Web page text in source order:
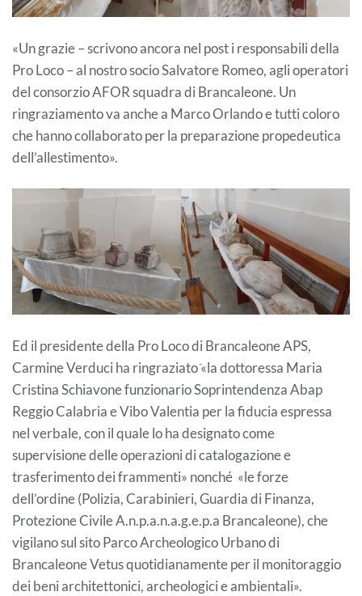
«Un grazie – scrivono ancora nel post i responsabili della
Pro Loco – al nostro socio Salvatore Romeo, agli operatori
del consorzio AFOR squadra di Brancaleone. Un
ringraziamento va anche a Marco Orlando e tutti coloro
che hanno collaborato per la preparazione propedeutica
dell’allestimento».
Ed il presidente della Pro Loco di Brancaleone APS,
Carmine Verduci ha ringraziato ֿ«la dottoressa Maria
Cristina Schiavone funzionario Soprintendenza Abap
Reggio Calabria e Vibo Valentia per la fiducia espressa
nel verbale, con il quale lo ha designato come
supervisione delle operazioni di catalogazione e
trasferimento dei frammenti» nonché «le forze
dell’ordine (Polizia, Carabinieri, Guardia di Finanza,
Protezione Civile A.n.p.a.n.a.g.e.p.a Brancaleone), che
vigilano sul sito Parco Archeologico Urbano di
Brancaleone Vetus quotidianamente per il monitoraggio
dei beni architettonici, archeologici e ambientali».